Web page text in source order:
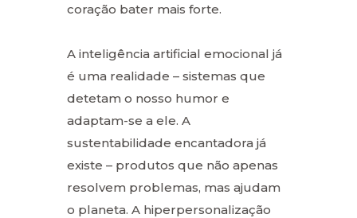
coração bater mais forte.
A inteligência artificial emocional já
é uma realidade – sistemas que
detetam o nosso humor e
adaptam-se a ele. A
sustentabilidade encantadora já
existe – produtos que não apenas
resolvem problemas, mas ajudam
o planeta. A hiperpersonalização